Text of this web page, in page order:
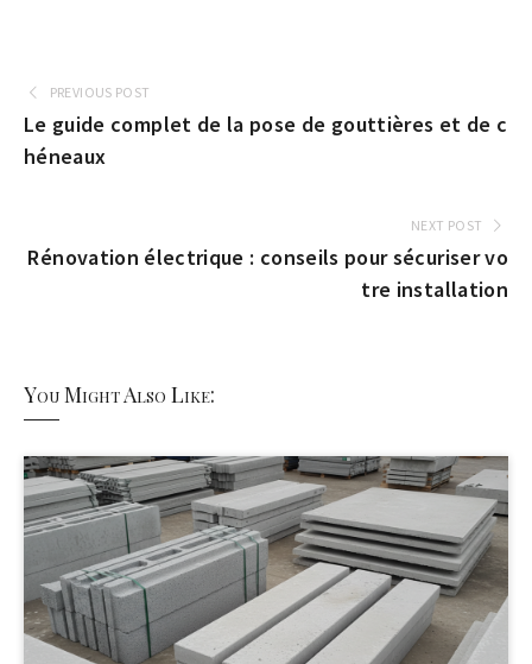
PREVIOUS POST
Le guide complet de la pose de gouttières et de c
héneaux
NEXT POST
Rénovation électrique : conseils pour sécuriser vo
tre installation
You Might Also Like: